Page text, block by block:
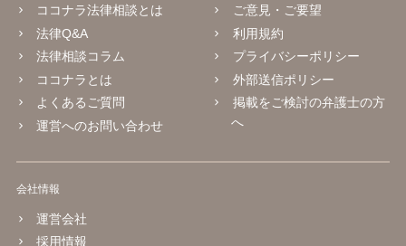
ココナラ法律相談とは
法律Q&A
法律相談コラム
ココナラとは
よくあるご質問
運営へのお問い合わせ
ご意見・ご要望
利用規約
プライバシーポリシー
外部送信ポリシー
掲載をご検討の弁護士の方
へ
会社情報
運営会社
採用情報